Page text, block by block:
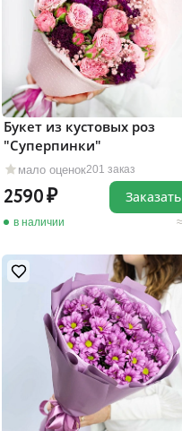
мало оценок201 заказ
Букет из кустовых роз
"Суперпинки"
2590
в наличии
Заказать